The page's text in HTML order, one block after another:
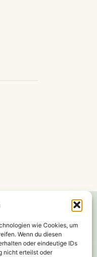
wie Cookies, um
Wenn du diesen
oder eindeutige IDs
nicht erteilst oder